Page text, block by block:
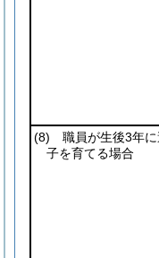
(8) 職員が生後3年に
子を育てる場合